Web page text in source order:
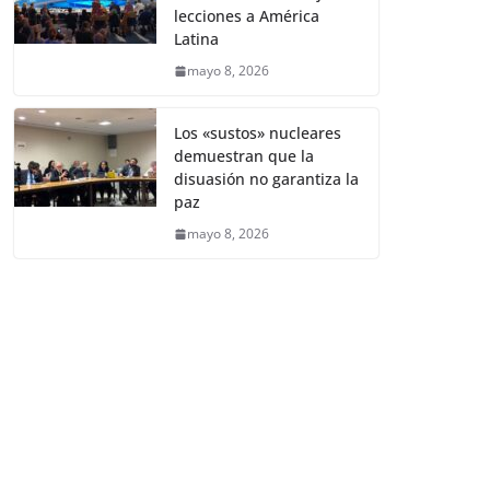
lecciones a América
Latina
mayo 8, 2026
Los «sustos» nucleares
demuestran que la
disuasión no garantiza la
paz
mayo 8, 2026